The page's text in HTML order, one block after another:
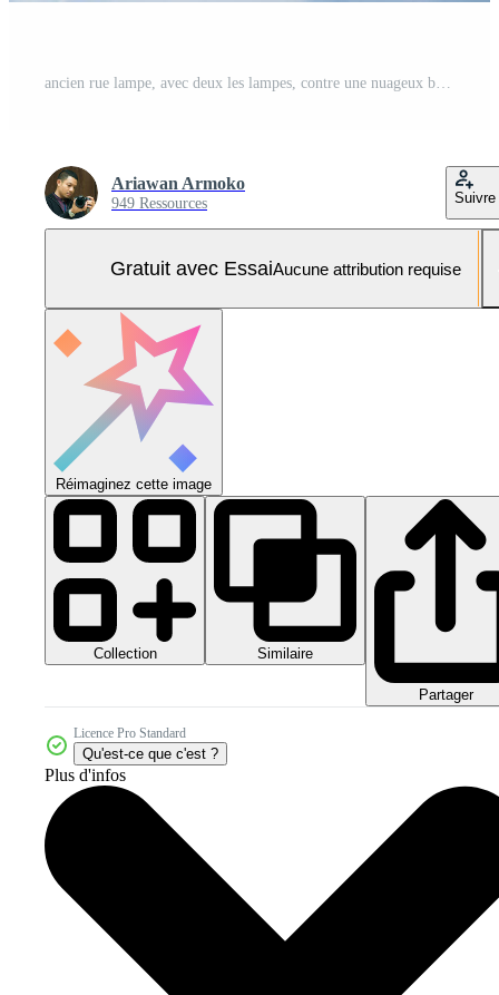
ancien rue lampe, avec deux les lampes, contre une nuageux bleu ciel Contexte Photo Pro
Ariawan Armoko
949 Ressources Suivre
Gratuit avec EssaiAucune attribution requise
Réimaginez cette image
Collection Similaire
Partager
Licence Pro Standard
Qu'est-ce que c'est ?
Plus d'infos